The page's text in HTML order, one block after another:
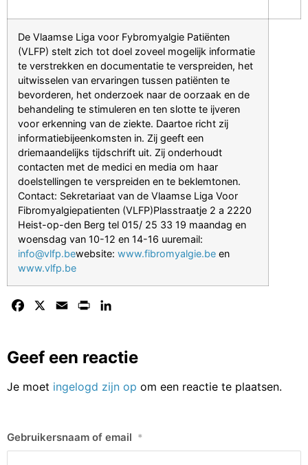
De Vlaamse Liga voor Fybromyalgie Patiënten
(VLFP) stelt zich tot doel zoveel mogelijk informatie
te verstrekken en documentatie te verspreiden, het
uitwisselen van ervaringen tussen patiënten te
bevorderen, het onderzoek naar de oorzaak en de
behandeling te stimuleren en ten slotte te ijveren
voor erkenning van de ziekte. Daartoe richt zij
informatiebijeenkomsten in. Zij geeft een
driemaandelijks tijdschrift uit. Zij onderhoudt
contacten met de medici en media om haar
doelstellingen te verspreiden en te beklemtonen.
Contact: Sekretariaat van de Vlaamse Liga Voor
Fibromyalgiepatienten (VLFP)Plasstraatje 2 a 2220
Heist-op-den Berg tel 015/ 25 33 19 maandag en
woensdag van 10-12 en 14-16 uuremail:
info@vlfp.bewebsite: www.fibromyalgie.be en
www.vlfp.be
Facebook Email Print
Geef een reactie
Je moet ingelogd zijn op om een reactie te plaatsen.
Gebruikersnaam of email *